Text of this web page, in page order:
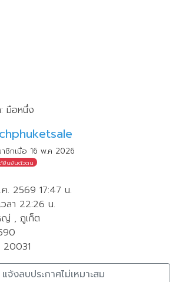
มือหนึ่ง
าชิกเมื่อ 16 พ.ค 2026
ยืนยันตัวตน
. 2569 17:47 น.
วลา 22:26 น.
ญ่ , ภูเก็ต
20031
แจ้งลบประกาศไม่เหมาะสม